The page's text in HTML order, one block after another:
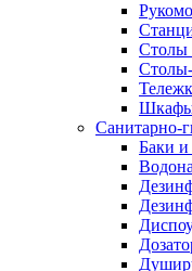
Столы
Санитарно-
Баки и